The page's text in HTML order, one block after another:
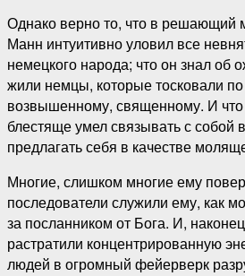
Однако верно то, что в решающий
Манн интуитивно уловил все
немецкого народа; что он знал об
жили немцы, которые тосковали
возвышенному, священному. И что
блестяще умел связывать с собой
предлагать себя в качестве
Многие, слишком многие ему
последователи служили ему, как
за посланником от Бога. И,
растратили концентрированную
людей в огромный фейерверк